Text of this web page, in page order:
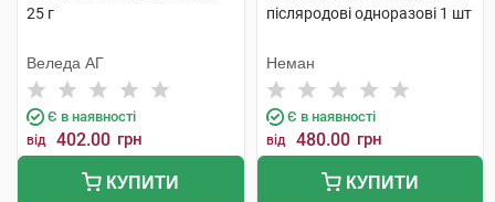
25 г
Веледа АГ
Є в наявності
від 402.00 грн
КУПИТИ
післяродові одноразові 1 шт
Неман
Є в наявності
від 480.00 грн
КУПИТИ